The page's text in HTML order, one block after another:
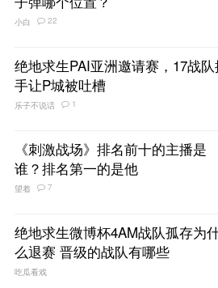
小白 22
绝地求生PAI亚洲邀请赛，17战
手让P城被吐槽
乐子不说话 1
《刺激战场》排名前十的主播是
谁？排名第一的是他
望着 7
绝地求生微博杯4AM战队孤存为
么退赛 晋级的战队有哪些
吃瓜看戏